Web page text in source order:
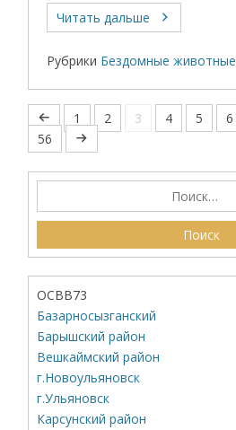
Читать дальше
Рубрики Бездомные животные
1 2 3 4 5 6
56
ОСВВ73
Базарносызганский
Барышский район
Вешкаймский район
г.Новоульяновск
г.Ульяновск
Карсунский район